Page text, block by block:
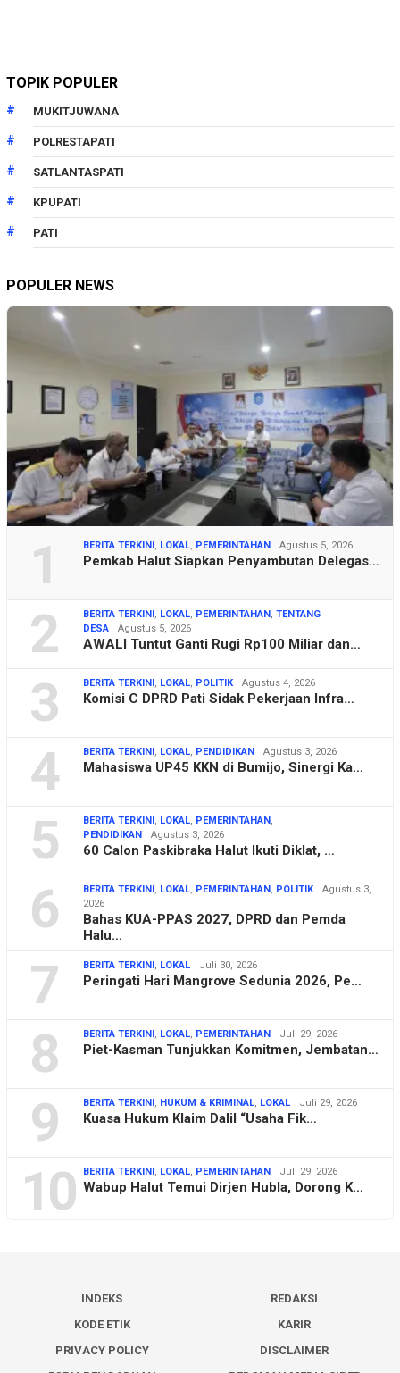
TOPIK POPULER
MUKITJUWANA
POLRESTAPATI
SATLANTASPATI
KPUPATI
PATI
POPULER NEWS
1 BERITA TERKINI , LOKAL, PEMERINTAHAN Agustus 5, 2026
Pemkab Halut Siapkan Penyambutan Delegas…
2 BERITA TERKINI , LOKAL, PEMERINTAHAN , TENTANG
DESA
Agustus 5, 2026
AWALI Tuntut Ganti Rugi Rp100 Miliar dan…
3 BERITA TERKINI , LOKAL, POLITIK Agustus 4, 2026
Komisi C DPRD Pati Sidak Pekerjaan Infra…
4 BERITA TERKINI , LOKAL, PENDIDIKAN Agustus 3, 2026
Mahasiswa UP45 KKN di Bumijo, Sinergi Ka…
5 BERITA TERKINI , LOKAL, PEMERINTAHAN ,
PENDIDIKAN
Agustus 3, 2026
60 Calon Paskibraka Halut Ikuti Diklat, …
6 BERITA TERKINI , LOKAL, PEMERINTAHAN , POLITIK
Agustus 3,
2026
Bahas KUA-PPAS 2027, DPRD dan Pemda
Halu…
7 BERITA TERKINI , LOKAL Juli 30, 2026
Peringati Hari Mangrove Sedunia 2026, Pe…
8 BERITA TERKINI , LOKAL, PEMERINTAHAN Juli 29, 2026
Piet-Kasman Tunjukkan Komitmen, Jembatan…
9 BERITA TERKINI , HUKUM & KRIMINAL, LOKAL Juli 29, 2026
Kuasa Hukum Klaim Dalil “Usaha Fik…
10 BERITA TERKINI , LOKAL, PEMERINTAHAN Juli 29, 2026
Wabup Halut Temui Dirjen Hubla, Dorong K…
INDEKS
REDAKSI
KODE ETIK
KARIR
PRIVACY POLICY
DISCLAIMER